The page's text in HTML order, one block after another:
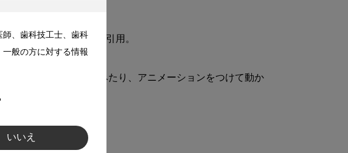
、歯科技工士、歯科
般の方に対する情報
いいえ
超入門 for Mac』より引用。
造の説明につかってみたり、アニメーションをつけて動か
ます。